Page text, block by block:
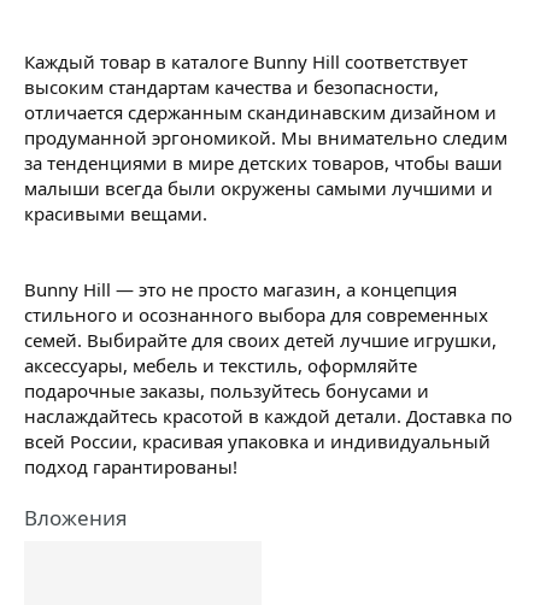
Каждый товар в каталоге Bunny Hill соответствует
высоким стандартам качества и безопасности,
отличается сдержанным скандинавским дизайном и
продуманной эргономикой. Мы внимательно следим
за тенденциями в мире детских товаров, чтобы ваши
малыши всегда были окружены самыми лучшими и
красивыми вещами.
Bunny Hill — это не просто магазин, а концепция
стильного и осознанного выбора для современных
семей. Выбирайте для своих детей лучшие игрушки,
аксессуары, мебель и текстиль, оформляйте
подарочные заказы, пользуйтесь бонусами и
наслаждайтесь красотой в каждой детали. Доставка по
всей России, красивая упаковка и индивидуальный
подход гарантированы!
Вложения